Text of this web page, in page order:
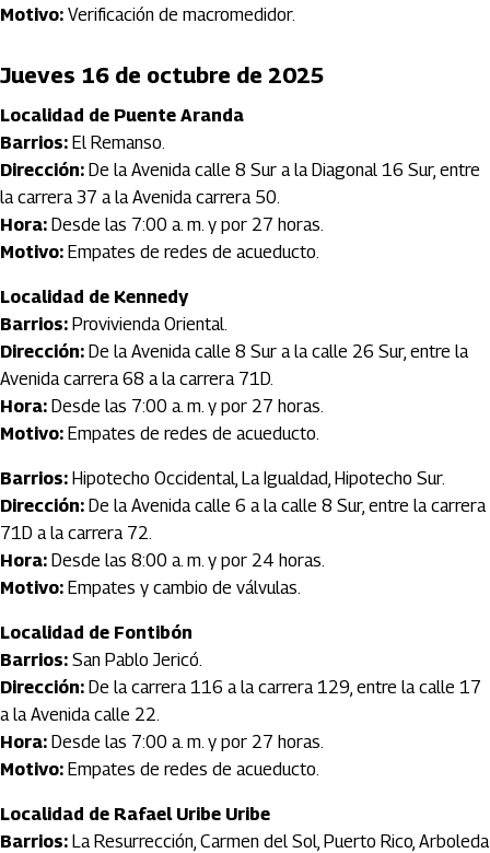
Motivo: Verificación de macromedidor.
Jueves 16 de octubre de 2025
Localidad de Puente Aranda
Barrios: El Remanso.
Dirección: De la Avenida calle 8 Sur a la Diagonal 16 Sur, entre
la carrera 37 a la Avenida carrera 50.
Hora: Desde las 7:00 a. m. y por 27 horas.
Motivo: Empates de redes de acueducto.
Localidad de Kennedy
Barrios: Provivienda Oriental.
Dirección: De la Avenida calle 8 Sur a la calle 26 Sur, entre la
Avenida carrera 68 a la carrera 71D.
Hora: Desde las 7:00 a. m. y por 27 horas.
Motivo: Empates de redes de acueducto.
Barrios: Hipotecho Occidental, La Igualdad, Hipotecho Sur.
Dirección: De la Avenida calle 6 a la calle 8 Sur, entre la carrera
71D a la carrera 72.
Hora: Desde las 8:00 a. m. y por 24 horas.
Motivo: Empates y cambio de válvulas.
Localidad de Fontibón
Barrios: San Pablo Jericó.
Dirección: De la carrera 116 a la carrera 129, entre la calle 17
a la Avenida calle 22.
Hora: Desde las 7:00 a. m. y por 27 horas.
Motivo: Empates de redes de acueducto.
Localidad de Rafael Uribe Uribe
Barrios: La Resurrección, Carmen del Sol, Puerto Rico, Arboleda